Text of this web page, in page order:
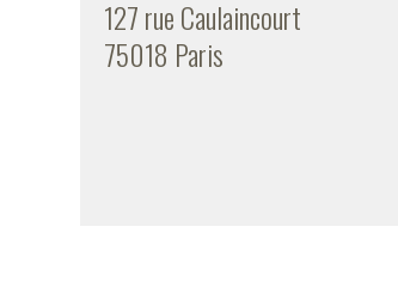
127 rue Caulaincourt
75018 Paris